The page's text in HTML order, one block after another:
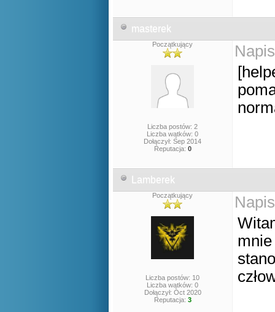
masterek
Początkujący
Liczba postów: 2
Liczba wątków: 0
Dołączył: Sep 2014
Reputacja: 0
Lamberek
Początkujący
Liczba postów: 10
Liczba wątków: 0
Dołączył: Oct 2020
Reputacja: 3